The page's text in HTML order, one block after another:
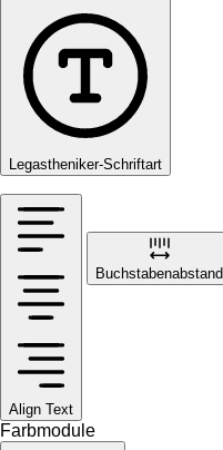
Legastheniker-Schriftart
Align Text
Buchstabenabstand
Farbmodule